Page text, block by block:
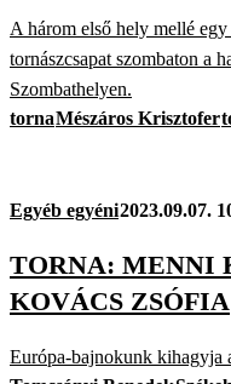
A három első hely mellé
tornászcsapat szombaton a
Szombathelyen.
tornaMészáros Krisztofer
Egyéb egyéni2023.09.07.
TORNA: MENNI
KOVÁCS ZSÓFIA
Európa-bajnokunk kihagyja